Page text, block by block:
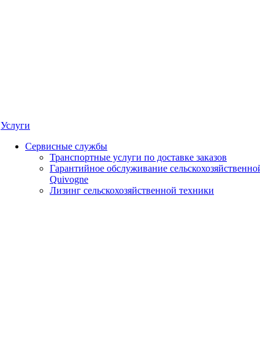
Услуги
Сервисные службы
Транспортные услуги по доставке заказов
Гарантийное обслуживание
Quivogne
Лизинг сельскохозяйственной техники